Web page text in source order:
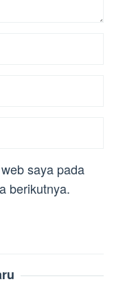
saya pada
berikutnya.